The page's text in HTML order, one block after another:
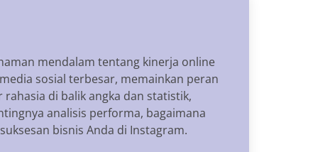
mendalam tentang kinerja online
sosial terbesar, memainkan peran
di balik angka dan statistik,
analisis performa, bagaimana
bisnis Anda di Instagram.